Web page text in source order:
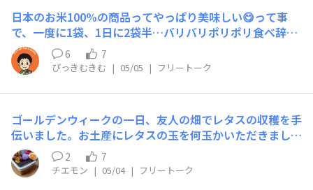
日本のお米100%の商品ってやっぱり美味しい😋って事
で、一度に1袋、1日に2袋半…バリバリポリポリ食べ辞め
れなくて困ってます😅美味し過ぎます体重も体脂肪も増
えました😅
6 7
ぴっきむきむ | 05/05 | フリートーク
ゴールデンウィークの一日、友人の畑でレタスの収穫を手
伝いました。お土産にレタスの玉を何玉かいただきまし
た。今夜の夕食は、いただいたレタスでレタス料理のオン
パレードです。レタス好きな我が家には、最高のご馳走で
す。
2 7
チエモン | 05/04 | フリートーク